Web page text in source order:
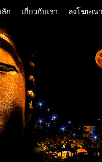
ก เกี่ยวกับเรา ลงโฆษณา